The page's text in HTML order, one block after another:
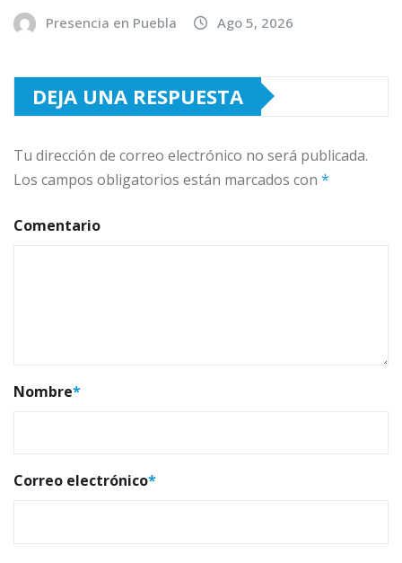
Presencia en Puebla Ago 5, 2026
DEJA UNA RESPUESTA
Tu dirección de correo electrónico no será publicada.
Los campos obligatorios están marcados con *
Comentario
Nombre*
Correo electrónico*